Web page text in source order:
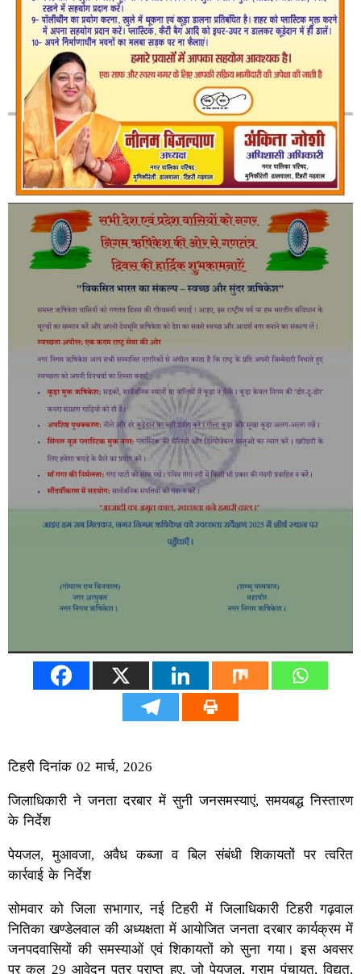
टिहरी दिनांक 02 मार्च, 2026
जिलाधिकारी ने जनता दरबार में सुनी जनसमस्याएं, समयबद्ध निस्तारण
के निर्देश
पेयजल, मुआवजा, अवैध कब्जा व बिल संबंधी शिकायतों पर त्वरित
कार्रवाई के निर्देश
सोमवार को जिला सभागार, नई टिहरी में जिलाधिकारी टिहरी गढ़वाल
नितिका खण्डेलवाल की अध्यक्षता में आयोजित जनता दरबार कार्यक्रम में
जनपदवासियों की समस्याओं एवं शिकायतों को सुना गया। इस अवसर
पर कुल 29 आवेदन पत्र प्राप्त हुए, जो पेयजल, ग्राम पंचायत, विद्युत,